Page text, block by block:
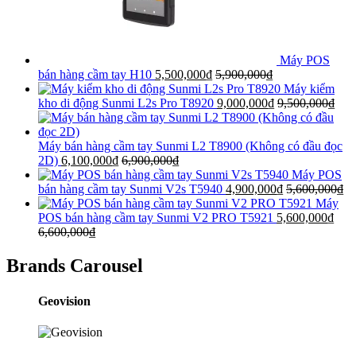
Máy POS
bán hàng cầm tay H10 5,500,000₫ 5,900,000₫
Máy kiểm
kho di động Sunmi L2s Pro T8920 9,000,000₫ 9,500,000₫
Máy bán hàng cầm tay Sunmi L2 T8900 (Không có đầu đọc
2D) 6,100,000₫ 6,900,000₫
Máy POS
bán hàng cầm tay Sunmi V2s T5940 4,900,000₫ 5,600,000₫
Máy
POS bán hàng cầm tay Sunmi V2 PRO T5921 5,600,000₫
6,600,000₫
Brands Carousel
Geovision